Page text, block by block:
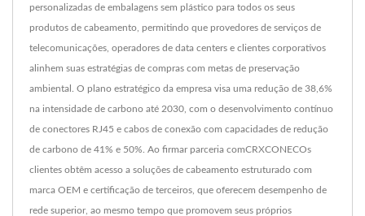
personalizadas de embalagens sem plástico para todos os seus
produtos de cabeamento, permitindo que provedores de serviços de
telecomunicações, operadores de data centers e clientes corporativos
alinhem suas estratégias de compras com metas de preservação
ambiental. O plano estratégico da empresa visa uma redução de 38,6%
na intensidade de carbono até 2030, com o desenvolvimento contínuo
de conectores RJ45 e cabos de conexão com capacidades de redução
de carbono de 41% e 50%. Ao firmar parceria comCRXCONECOs
clientes obtêm acesso a soluções de cabeamento estruturado com
marca OEM e certificação de terceiros, que oferecem desempenho de
rede superior, ao mesmo tempo que promovem seus próprios